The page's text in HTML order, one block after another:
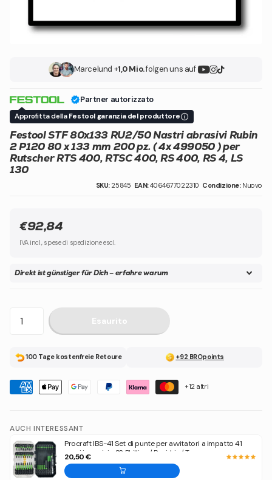
Marcelund +1,0 Mio.folgen uns auf
Partner autorizzato
Approfitta della Festool garanzia del produttore
Festool STF 80x133 RU2/50 Nastri abrasivi Rubin
2 P120 80 x 133 mm 200 pz. ( 4x 499050 ) per
Rutscher RTS 400, RTSC 400, RS 400, RS 4, LS
130
SKU: 25845 EAN:4064677022310 Condizione: Nuovo
€92,84
IVA incl., spese di spedizione escl.
Direkt ist günstiger für Dich – erfahre warum
Esaurito
100 Tage kostenfreie Retoure +92 BROpoints
+12 altri
AUCH INTERESSANT
Procraft IBS-41 Set di punte per avvitatori a impatto 41
pezzi in acciaio S2 Phillips / Pozidriv / Torx
20,50 €